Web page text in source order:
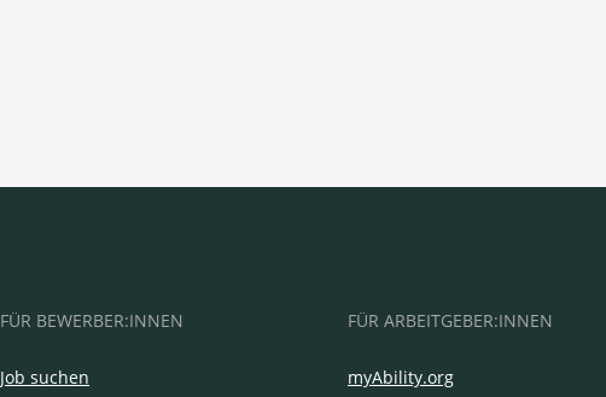
FÜR BEWERBER:INNEN
Job suchen
FÜR ARBEITGEBER:INNEN
myAbility.org